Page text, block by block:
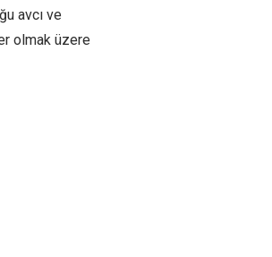
avcı ve
olmak üzere